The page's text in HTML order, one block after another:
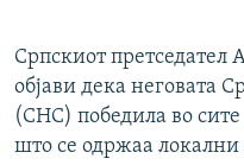
Српскиот претседател
објави дека неговата
(СНС) победила во
што се одржаа